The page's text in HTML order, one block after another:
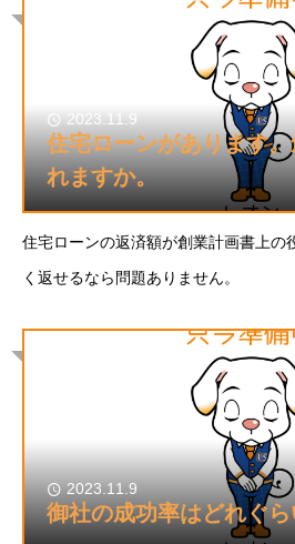
2023.11.9
住宅ローンがあります
れますか。
住宅ローンの返済額が創業計画書上の
く返せるなら問題ありません。
2023.11.9
御社の成功率はどれぐ